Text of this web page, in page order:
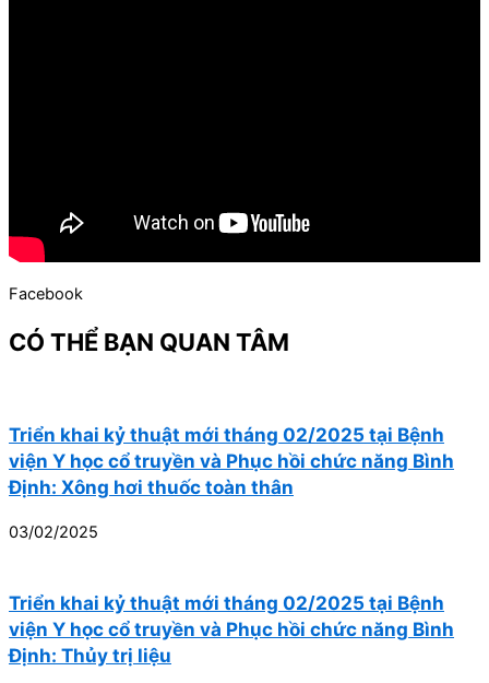
Facebook
CÓ THỂ BẠN QUAN TÂM
Triển khai kỷ thuật mới tháng 02/2025 tại Bệnh
viện Y học cổ truyền và Phục hồi chức năng Bình
Định: Xông hơi thuốc toàn thân
03/02/2025
Triển khai kỷ thuật mới tháng 02/2025 tại Bệnh
viện Y học cổ truyền và Phục hồi chức năng Bình
Định: Thủy trị liệu